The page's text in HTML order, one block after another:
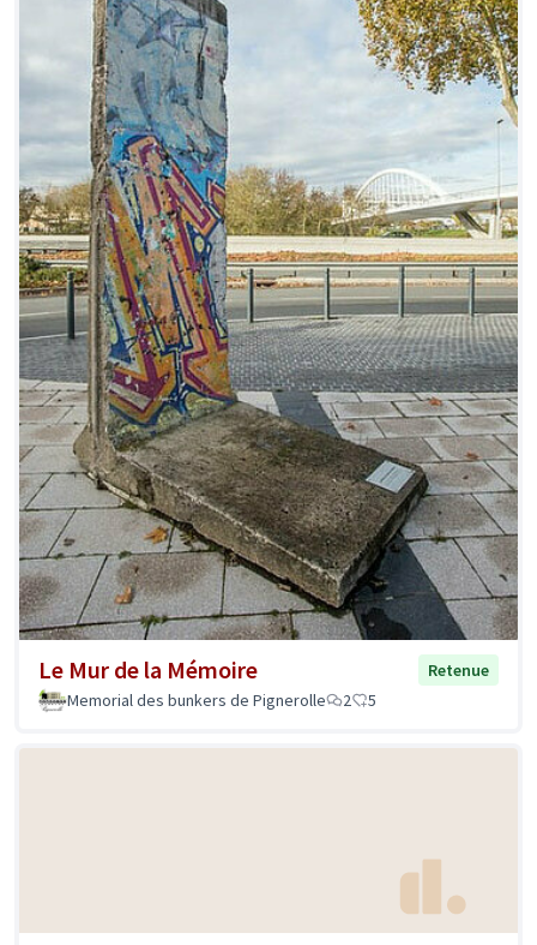
Le Mur de la Mémoire
Retenue
Memorial des bunkers de Pignerolle
2 5